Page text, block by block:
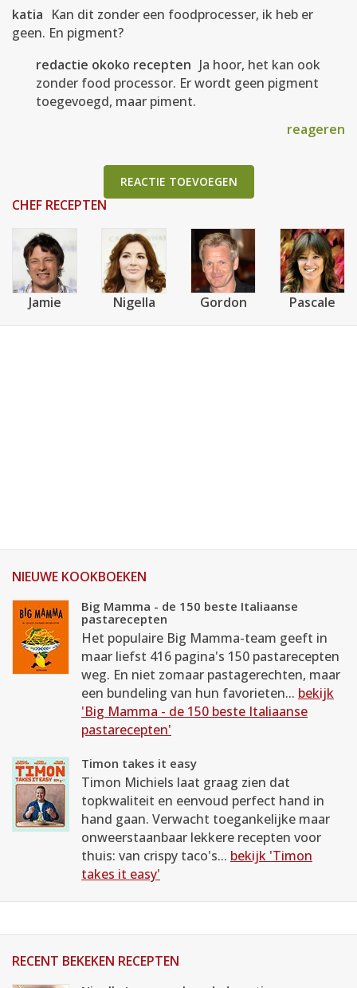
katia Kan dit zonder een foodprocesser, ik heb er
geen. En pigment?
redactie okoko recepten Ja hoor, het kan ook
zonder food processor. Er wordt geen pigment
toegevoegd, maar piment.
reageren
REACTIE TOEVOEGEN
CHEF RECEPTEN
Jamie Nigella Gordon Pascale
NIEUWE KOOKBOEKEN
Big Mamma - de 150 beste Italiaanse
pastarecepten
Het populaire Big Mamma-team geeft in
maar liefst 416 pagina's 150 pastarecepten
weg. En niet zomaar pastagerechten, maar
een bundeling van hun favorieten... bekijk
'Big Mamma - de 150 beste Italiaanse
pastarecepten'
Timon takes it easy
Timon Michiels laat graag zien dat
topkwaliteit en eenvoud perfect hand in
hand gaan. Verwacht toegankelijke maar
onweerstaanbaar lekkere recepten voor
thuis: van crispy taco's... bekijk 'Timon
takes it easy'
RECENT BEKEKEN RECEPTEN